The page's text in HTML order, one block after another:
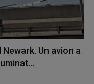
Un avion a